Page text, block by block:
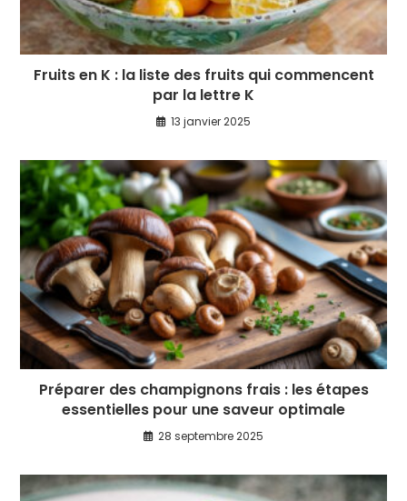
Fruits en K : la liste des fruits qui commencent
par la lettre K
13 janvier 2025
Préparer des champignons frais : les étapes
essentielles pour une saveur optimale
28 septembre 2025